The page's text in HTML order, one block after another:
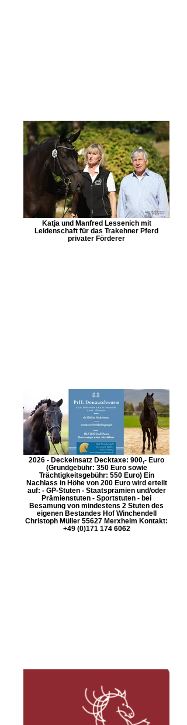
Katja und Manfred Lessenich mit
Leidenschaft für das Trakehner Pferd
privater Förderer
2026 - Deckeinsatz Decktaxe: 900,- Euro
(Grundgebühr: 350 Euro sowie
Trächtigkeitsgebühr: 550 Euro) Ein
Nachlass in Höhe von 200 Euro wird erteilt
auf: - GP-Stuten - Staatsprämien und/oder
Prämienstuten - Sportstuten - bei
Besamung von mindestens 2 Stuten des
eigenen Bestandes Hof Winchendell
Christoph Müller 55627 Merxheim Kontakt:
+49 (0)171 174 6062